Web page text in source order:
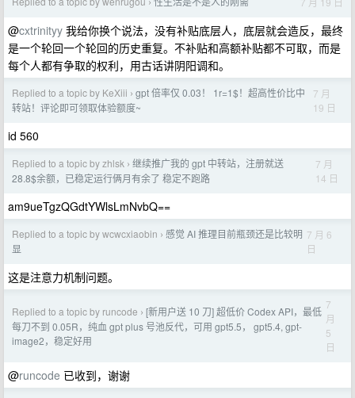
›
@cxtrinityy 我给你换个说法，没有补贴底层人，底层就会造反，最终
是一个轮回一个轮回的历史重复。不补贴和高额补贴都不可取，而是
每个人都有争取的权利，用古话讲阴阳调和。
Replied to a topic by KeXiii › gpt 倍率仅 0.03！ 1r=1$！超高性价比中
转站！评论即可领取体验额度~
7 月
19 日
id 560
Replied to a topic by zhlsk › 继续推广我的 gpt 中转站，注册就送
28.8$余额，已稳定运行俩月有余了 稳定不跑路
7 月
14 日
am9ueTgzQGdtYWlsLmNvbQ==
Replied to a topic by wcwcxiaobin › 感觉 AI 推理目前瓶颈还是比较明
显
7 月 6
日
这是注意力机制问题。
Replied to a topic by runcode › [新用户送 10 刀] 超低价 Codex API，最低
每刀不到 0.05R，纯血 gpt plus 号池反代，可用 gpt5.5， gpt5.4, gpt-
image2，稳定好用
7
月
5
日
@runcode 已收到，谢谢